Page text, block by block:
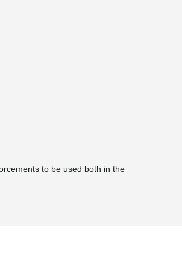
to be used both in the